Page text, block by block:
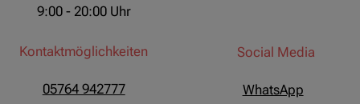
9:00 - 20:00 Uhr
Kontaktmöglichkeiten
05764 942777
Social Media
WhatsApp